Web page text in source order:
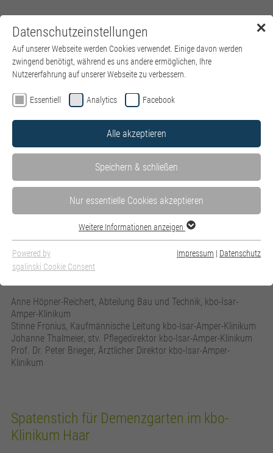
Menü
Anne Höpner-Reichert, Abteilung Bau und Technik, kbo-Isar-
Amper-Klinikum
Stinne Fronius, Kaufmännische Leitung kbo-Isar-Amper-Klinikum
Johanne Thalmeier, stv. Pflegedirektor kbo-Isar-Amper-Klinikum
Prof. Dr. Peter Brieger, Ärztlicher Direktor kbo-Isar-Amper-
Klinikum
Spatenstich für Demenzgarten im kbo-
Klinikum Haar
✕
Datenschutzeinstellungen
Auf unserer Webseite werden Cookies verwendet. Einige davon werden
zwingend benötigt, während es uns andere ermöglichen, Ihre
Nutzererfahrung auf unserer Webseite zu verbessern.
Essentiell Analytics Facebook
Alle akzeptieren
Speichern & schließen
Nur essentielle Cookies akzeptieren
Weitere Informationen anzeigen
Powered by
sgalinski Cookie Consent
Impressum | Datenschutz